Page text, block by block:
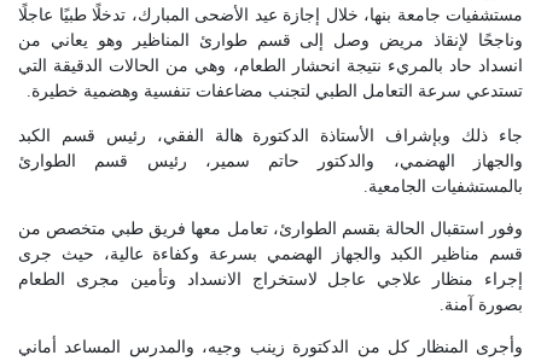
مستشفيات جامعة بنها، خلال إجازة عيد الأضحى المبارك، تدخلًا طبيًا عاجلًا
وناجحًا لإنقاذ مريض وصل إلى قسم طوارئ المناظير وهو يعاني من
انسداد حاد بالمريء نتيجة انحشار الطعام، وهي من الحالات الدقيقة التي
تستدعي سرعة التعامل الطبي لتجنب مضاعفات تنفسية وهضمية خطيرة.
جاء ذلك وبإشراف الأستاذة الدكتورة هالة الفقي، رئيس قسم الكبد
والجهاز الهضمي، والدكتور حاتم سمير، رئيس قسم الطوارئ
بالمستشفيات الجامعية.
وفور استقبال الحالة بقسم الطوارئ، تعامل معها فريق طبي متخصص من
قسم مناظير الكبد والجهاز الهضمي بسرعة وكفاءة عالية، حيث جرى
إجراء منظار علاجي عاجل لاستخراج الانسداد وتأمين مجرى الطعام
بصورة آمنة.
وأجرى المنظار كل من الدكتورة زينب وجيه، والمدرس المساعد أماني